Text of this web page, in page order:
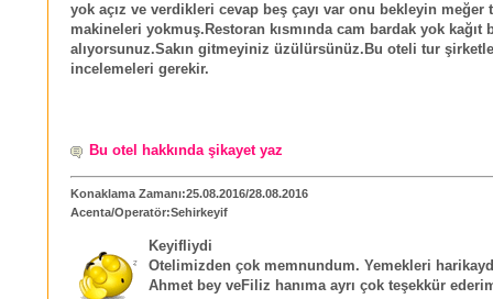
yok açız ve verdikleri cevap beş çayı var onu bekleyin meğer
makineleri yokmuş.Restoran kısmında cam bardak yok kağıt
alıyorsunuz.Sakın gitmeyiniz üzülürsünüz.Bu oteli tur
incelemeleri gerekir.
Bu otel hakkında şikayet yaz
Konaklama Zamanı:25.08.2016/28.08.2016
Acenta/Operatör:Sehirkeyif
Keyifliydi
Otelimizden çok memnundum. Yemekleri
Ahmet bey veFiliz hanıma ayrı çok teşekkür